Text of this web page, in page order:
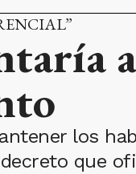
los
que